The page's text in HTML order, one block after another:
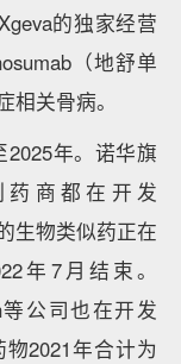
的独家经营
（地舒单
关骨病。
2025年。诺华旗
药商都在开发
生物类似药正在
年7月结束。
等公司也在开发
2021年合计为